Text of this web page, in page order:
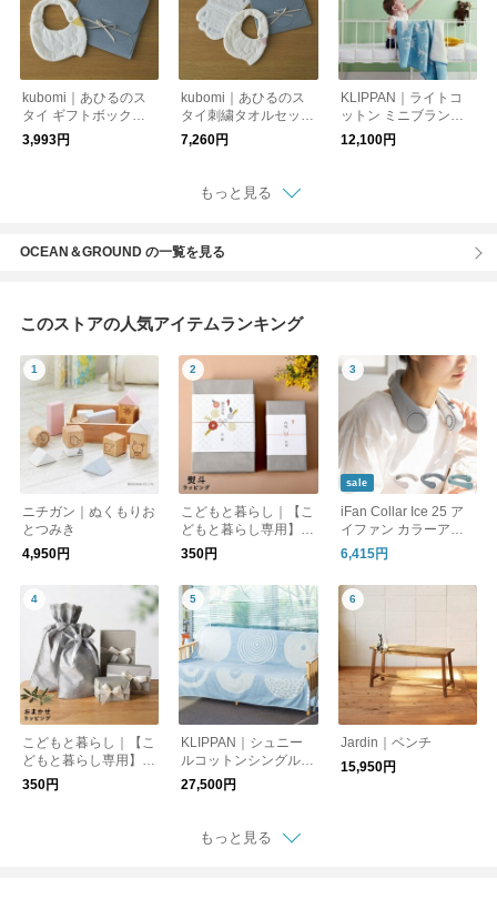
kubomi｜あひるのス
タイ ギフトボックス
付き
3,993円
kubomi｜あひるのス
タイ刺繍タオルセット
ギフトボックス付き
7,260円
KLIPPAN｜ライトコ
ットン ミニブランケ
ット リトルベア【出
産祝い】
12,100円
もっと見る
OCEAN＆GROUND の一覧を見る
このストアの人気アイテムランキング
ニチガン｜ぬくもりお
とつみき
4,950円
こどもと暮らし｜【こ
どもと暮らし専用】熨
斗(のし)ラッピング
350円
sale
iFan Collar Ice 25 ア
イファン カラーアイ
ス 25
6,415円
こどもと暮らし｜【こ
どもと暮らし専用】お
まかせラッピング
350円
KLIPPAN｜シュニー
ルコットンシングルブ
ランケット キャンデ
ィー 140cm×200cm
27,500円
Jardin｜ベンチ
15,950円
もっと見る